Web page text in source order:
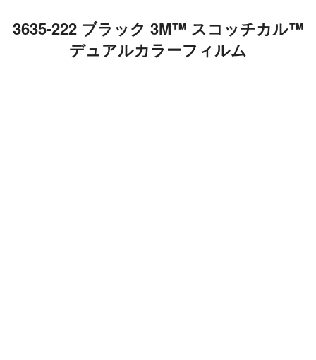
3635-222 ブラック 3M™ スコッチカル™
デュアルカラーフィルム